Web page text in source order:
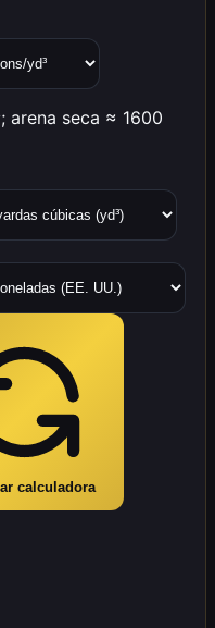
arena seca ≈ 1600
calculadora